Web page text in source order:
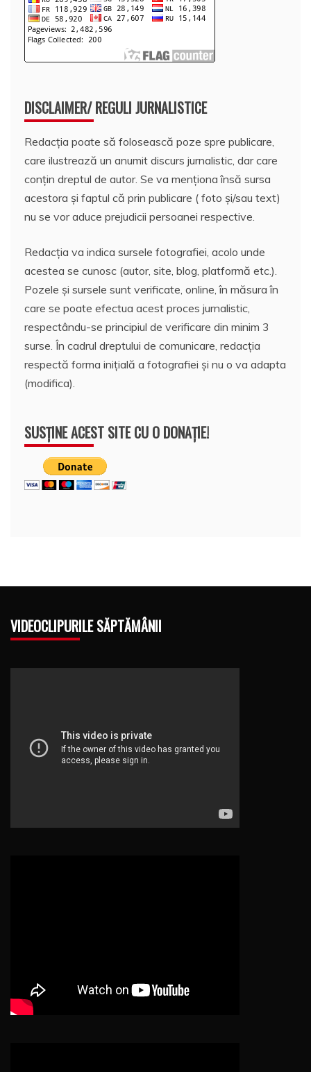
DISCLAIMER/ REGULI JURNALISTICE
Redacția poate să folosească poze spre publicare,
care ilustrează un anumit discurs jurnalistic, dar care
conțin dreptul de autor. Se va menționa însă sursa
acestora și faptul că prin publicare ( foto și/sau text)
nu se vor aduce prejudicii persoanei respective.
Redacția va indica sursele fotografiei, acolo unde
acestea se cunosc (autor, site, blog, platformă etc.).
Pozele și sursele sunt verificate, online, în măsura în
care se poate efectua acest proces jurnalistic,
respectându-se principiul de verificare din minim 3
surse. În cadrul dreptului de comunicare, redacția
respectă forma inițială a fotografiei și nu o va adapta
(modifica).
SUSȚINE ACEST SITE CU O DONAȚIE!
VIDEOCLIPURILE SĂPTĂMÂNII